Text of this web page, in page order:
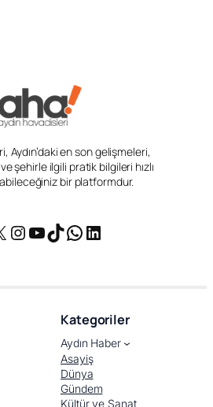
Aydın’daki en son gelişmeleri,
şehirle ilgili pratik bilgileri hızlı
bir platformdur.
Instagram
YouTube
TikTok
WhatsApp
LinkedIn
Kategoriler
Aydın Haber
Asayiş
Dünya
Gündem
Kültür ve Sanat